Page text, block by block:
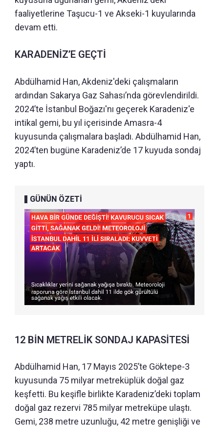
faaliyetlerine Taşucu-1 ve Akseki-1 kuyularında
devam etti.
KARADENİZ’E GEÇTİ
Abdülhamid Han, Akdeniz'deki çalışmaların
ardından Sakarya Gaz Sahası’nda görevlendirildi.
2024’te İstanbul Boğazı'nı geçerek Karadeniz'e
intikal gemi, bu yıl içerisinde Amasra-4
kuyusunda çalışmalara başladı. Abdülhamid Han,
2024’ten bugüne Karadeniz’de 17 kuyuda sondaj
yaptı.
GÜNÜN ÖZETİ
12 BİN METRELİK SONDAJ KAPASİTESİ
Abdülhamid Han, 17 Mayıs 2025’te Göktepe-3
kuyusunda 75 milyar metreküplük doğal gaz
keşfetti. Bu keşifle birlikte Karadeniz’deki toplam
doğal gaz rezervi 785 milyar metreküpe ulaştı.
Gemi, 238 metre uzunluğu, 42 metre genişliği ve